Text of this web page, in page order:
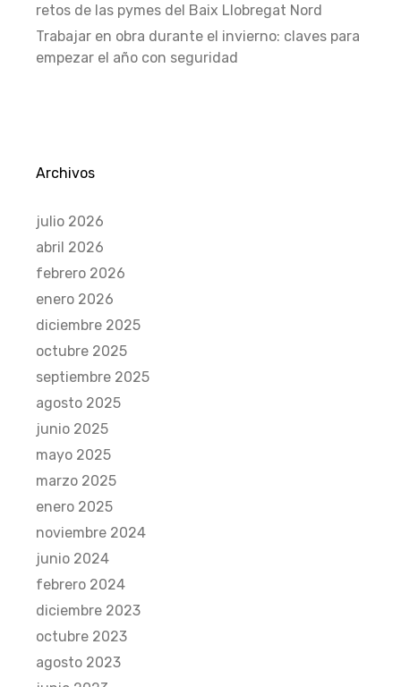
retos de las pymes del Baix Llobregat Nord
Trabajar en obra durante el invierno: claves para
empezar el año con seguridad
Archivos
julio 2026
abril 2026
febrero 2026
enero 2026
diciembre 2025
octubre 2025
septiembre 2025
agosto 2025
junio 2025
mayo 2025
marzo 2025
enero 2025
noviembre 2024
junio 2024
febrero 2024
diciembre 2023
octubre 2023
agosto 2023